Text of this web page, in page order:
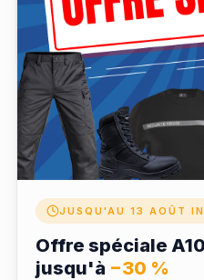
✓ Coffret expédié à votre
✓ Validité 12 mois pour profiter
✓ Échangeable depuis votre
JUSQU'AU 13 AOÛT
Offre spéciale
jusqu'à −30 %